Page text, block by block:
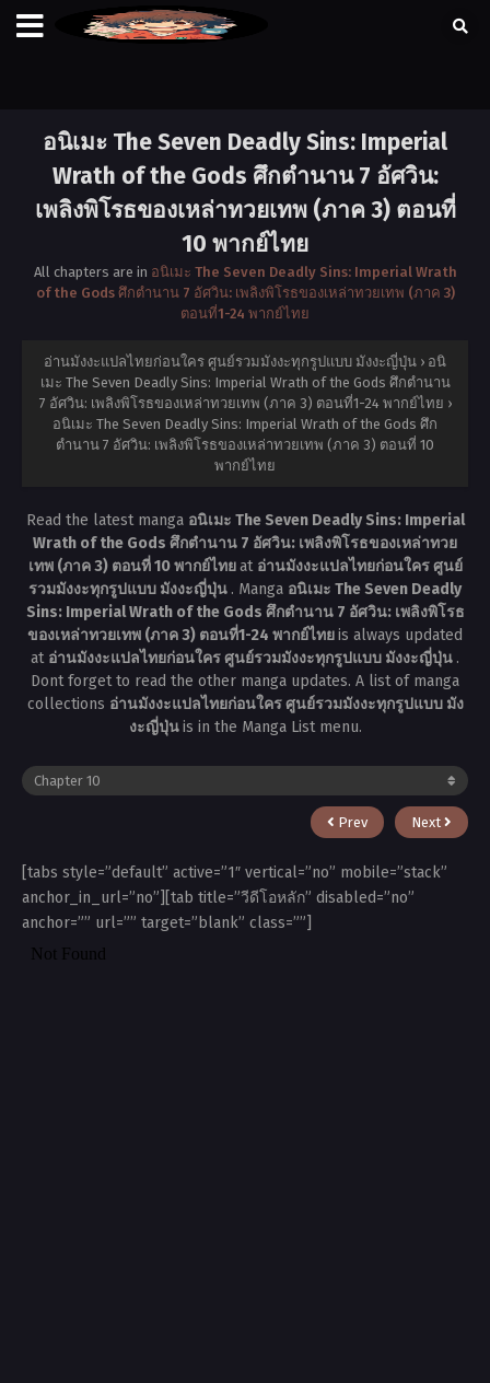
อนิเมะ The Seven Deadly Sins: Imperial
Wrath of the Gods ศึกตำนาน 7 อัศวิน:
เพลิงพิโรธของเหล่าทวยเทพ (ภาค 3) ตอนที่
10 พากย์ไทย
All chapters are in อนิเมะ The Seven Deadly Sins: Imperial Wrath
of the Gods ศึกตำนาน 7 อัศวิน: เพลิงพิโรธของเหล่าทวยเทพ (ภาค 3)
ตอนที่1-24 พากย์ไทย
อ่านมังงะแปลไทยก่อนใคร ศูนย์รวมมังงะทุกรูปแบบ มังงะญี่ปุ่น › อนิ
เมะ The Seven Deadly Sins: Imperial Wrath of the Gods ศึกตำนาน
7 อัศวิน: เพลิงพิโรธของเหล่าทวยเทพ (ภาค 3) ตอนที่1-24 พากย์ไทย ›
อนิเมะ The Seven Deadly Sins: Imperial Wrath of the Gods ศึก
ตำนาน 7 อัศวิน: เพลิงพิโรธของเหล่าทวยเทพ (ภาค 3) ตอนที่ 10
พากย์ไทย
Read the latest manga อนิเมะ The Seven Deadly Sins: Imperial
Wrath of the Gods ศึกตำนาน 7 อัศวิน: เพลิงพิโรธของเหล่าทวย
เทพ (ภาค 3) ตอนที่ 10 พากย์ไทยat อ่านมังงะแปลไทยก่อนใคร ศูนย์
รวมมังงะทุกรูปแบบ มังงะญี่ปุ่น . Manga อนิเมะ The Seven Deadly
Sins: Imperial Wrath of the Gods ศึกตำนาน 7 อัศวิน: เพลิงพิโรธ
ของเหล่าทวยเทพ (ภาค 3) ตอนที่1-24 พากย์ไทยis always updated
at อ่านมังงะแปลไทยก่อนใคร ศูนย์รวมมังงะทุกรูปแบบ มังงะญี่ปุ่น .
Dont forget to read the other manga updates. A list of manga
collections อ่านมังงะแปลไทยก่อนใคร ศูนย์รวมมังงะทุกรูปแบบ มัง
งะญี่ปุ่นis in the Manga List menu.
Prev Next
[tabs style=”default” active=”1″ vertical=”no” mobile=”stack”
anchor_in_url=”no”][tab title=”วีดีโอหลัก” disabled=”no”
anchor=”” url=”” target=”blank” class=””]